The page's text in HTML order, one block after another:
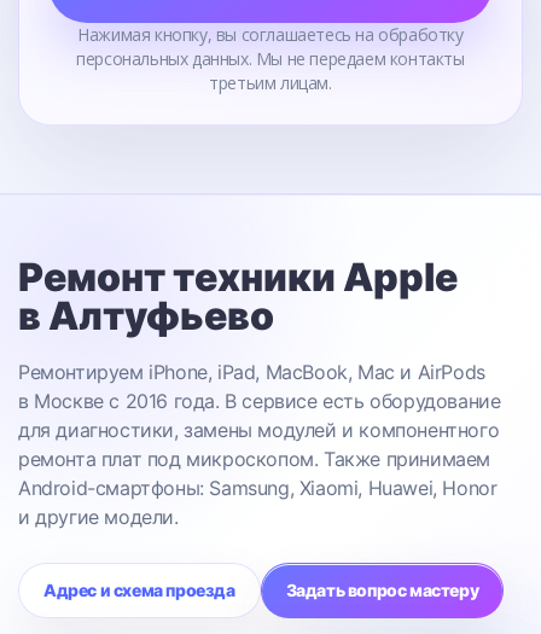
Нажимая кнопку, вы соглашаетесь на обработку
персональных данных. Мы не передаем контакты
третьим лицам.
Ремонт техники Apple
в Алтуфьево
Ремонтируем iPhone, iPad, MacBook, Mac и AirPods
в Москве с 2016 года. В сервисе есть оборудование
для диагностики, замены модулей и компонентного
ремонта плат под микроскопом. Также принимаем
Android-смартфоны: Samsung, Xiaomi, Huawei, Honor
и другие модели.
Адрес и схема проезда Задать вопрос мастеру